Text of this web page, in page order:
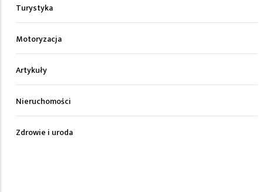
Turystyka
Motoryzacja
Artykuły
Nieruchomości
Zdrowie i uroda